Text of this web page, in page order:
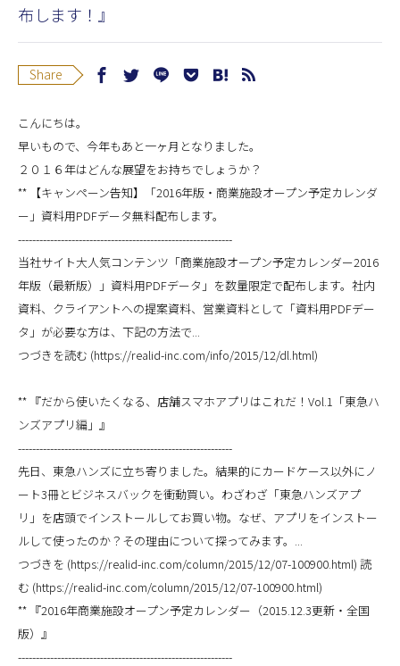
布します！』
Share
こんにちは。
早いもので、今年もあと一ヶ月となりました。
２０１６年はどんな展望をお持ちでしょうか？
** 【キャンペーン告知】「2016年版・商業施設オープン予定カレンダ
ー」資料用PDFデータ無料配布します。
------------------------------------------------------------
当社サイト大人気コンテンツ「商業施設オープン予定カレンダー2016
年版（最新版）」資料用PDFデータ」を数量限定で配布します。社内
資料、クライアントへの提案資料、営業資料として「資料用PDFデー
タ」が必要な方は、下記の方法で...
つづきを読む (https://realid-inc.com/info/2015/12/dl.html)
** 『だから使いたくなる、店舗スマホアプリはこれだ！Vol.1「東急ハ
ンズアプリ編」』
------------------------------------------------------------
先日、東急ハンズに立ち寄りました。結果的にカードケース以外にノ
ート3冊とビジネスバックを衝動買い。わざわざ「東急ハンズアプ
リ」を店頭でインストールしてお買い物。なぜ、アプリをインストー
ルして使ったのか？その理由について探ってみます。...
つづきを (https://realid-inc.com/column/2015/12/07-100900.html) 読
む (https://realid-inc.com/column/2015/12/07-100900.html)
** 『2016年商業施設オープン予定カレンダー（2015.12.3更新・全国
版）』
------------------------------------------------------------